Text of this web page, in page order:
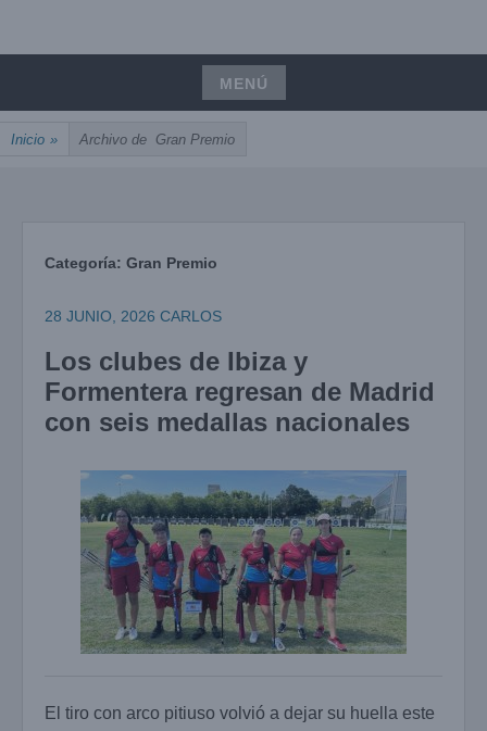
ARCOIBIZA
MENÚ
Saltar
al
Inicio » Archivo de Gran Premio
Categoría: Gran Premio
28 JUNIO, 2026 CARLOS
Los clubes de Ibiza y
Formentera regresan de Madrid
con seis medallas nacionales
El tiro con arco pitiuso volvió a dejar su huella este